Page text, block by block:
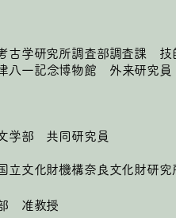
古学研究所調査部調査課 技
八一記念博物館 外来研究員
学部 共同研究員
立文化財機構奈良文化財研
准教授